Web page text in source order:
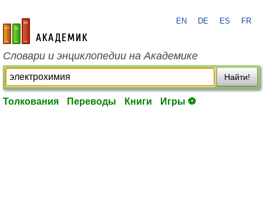
academic.ru
EN DE ES FR
Словари и энциклопедии на Академике
Найти!
Толкования Переводы Книги Игры ⚽